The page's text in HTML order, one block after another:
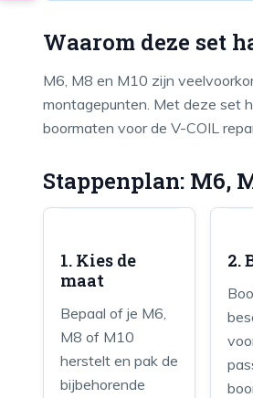
Waarom deze set
M6, M8 en M10 zijn
montagepunten. Met deze set
boormaten voor de V-COIL
Stappenplan: M6,
1. Kies de
maat
Bepaal of je M6,
M8 of M10
herstelt en pak de
bijbehorende
2.